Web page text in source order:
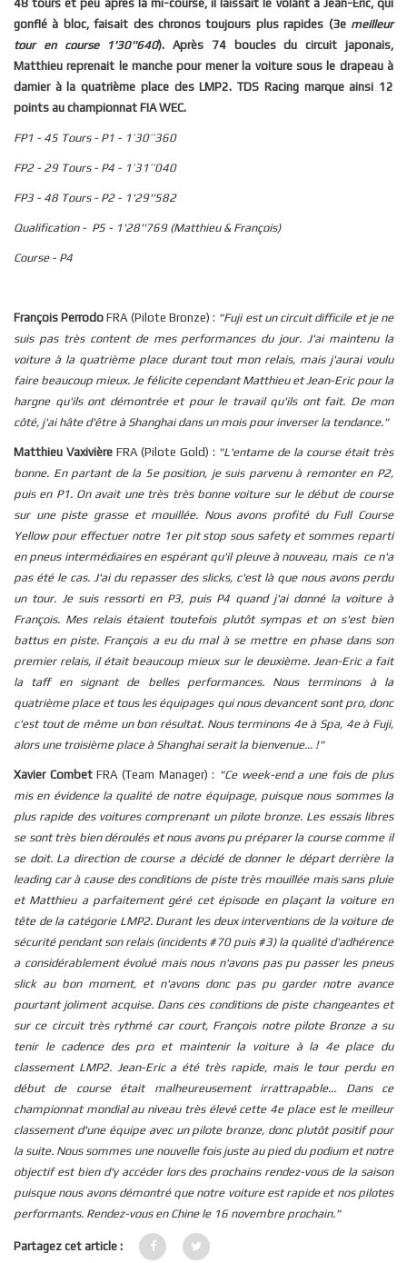
48 tours et peu après la mi-course, il laissait le volant à Jean-Eric, qui
gonflé à bloc, faisait des chronos toujours plus rapides (3e meilleur
tour en course 1'30''640). Après 74 boucles du circuit japonais,
Matthieu reprenait le manche pour mener la voiture sous le drapeau à
damier à la quatrième place des LMP2. TDS Racing marque ainsi 12
points au championnat FIA WEC.
FP1 - 45 Tours - P1 - 1’30’’360
FP2 - 29 Tours - P4 - 1’31’’040
FP3 - 48 Tours - P2 - 1'29''582
Qualification - P5 - 1'28''769 (Matthieu & François)
Course - P4
François Perrodo FRA (Pilote Bronze) : "Fuji est un circuit difficile et je ne
suis pas très content de mes performances du jour. J'ai maintenu la
voiture à la quatrième place durant tout mon relais, mais j'aurai voulu
faire beaucoup mieux. Je félicite cependant Matthieu et Jean-Eric pour la
hargne qu'ils ont démontrée et pour le travail qu'ils ont fait. De mon
côté, j'ai hâte d'être à Shanghai dans un mois pour inverser la tendance."
Matthieu VaxivièreFRA (Pilote Gold) : "L'entame de la course était très
bonne. En partant de la 5e position, je suis parvenu à remonter en P2,
puis en P1. On avait une très très bonne voiture sur le début de course
sur une piste grasse et mouillée. Nous avons profité du Full Course
Yellow pour effectuer notre 1er pit stop sous safety et sommes reparti
en pneus intermédiaires en espérant qu'il pleuve à nouveau, mais ce n'a
pas été le cas. J'ai du repasser des slicks, c'est là que nous avons perdu
un tour. Je suis ressorti en P3, puis P4 quand j'ai donné la voiture à
François. Mes relais étaient toutefois plutôt sympas et on s'est bien
battus en piste. François a eu du mal à se mettre en phase dans son
premier relais, il était beaucoup mieux sur le deuxième. Jean-Eric a fait
la taff en signant de belles performances. Nous terminons à la
quatrième place et tous les équipages qui nous devancent sont pro, donc
c'est tout de même un bon résultat. Nous terminons 4e à Spa, 4e à Fuji,
alors une troisième place à Shanghai serait la bienvenue... !"
Xavier CombetFRA (Team Manager) : "Ce week-end a une fois de plus
mis en évidence la qualité de notre équipage, puisque nous sommes la
plus rapide des voitures comprenant un pilote bronze. Les essais libres
se sont très bien déroulés et nous avons pu préparer la course comme il
se doit. La direction de course a décidé de donner le départ derrière la
leading car à cause des conditions de piste très mouillée mais sans pluie
et Matthieu a parfaitement géré cet épisode en plaçant la voiture en
tête de la catégorie LMP2. Durant les deux interventions de la voiture de
sécurité pendant son relais (incidents #70 puis #3) la qualité d'adhérence
a considérablement évolué mais nous n'avons pas pu passer les pneus
slick au bon moment, et n'avons donc pas pu garder notre avance
pourtant joliment acquise. Dans ces conditions de piste changeantes et
sur ce circuit très rythmé car court, François notre pilote Bronze a su
tenir le cadence des pro et maintenir la voiture à la 4e place du
classement LMP2. Jean-Eric a été très rapide, mais le tour perdu en
début de course était malheureusement irrattrapable... Dans ce
championnat mondial au niveau très élevé cette 4e place est le meilleur
classement d'une équipe avec un pilote bronze, donc plutôt positif pour
la suite. Nous sommes une nouvelle fois juste au pied du podium et notre
objectif est bien d'y accéder lors des prochains rendez-vous de la saison
puisque nous avons démontré que notre voiture est rapide et nos pilotes
performants. Rendez-vous en Chine le 16 novembre prochain."
Partagez cet article :